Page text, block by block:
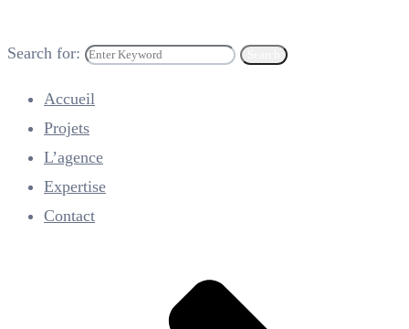
Search for:
Accueil
Projets
L’agence
Expertise
Contact